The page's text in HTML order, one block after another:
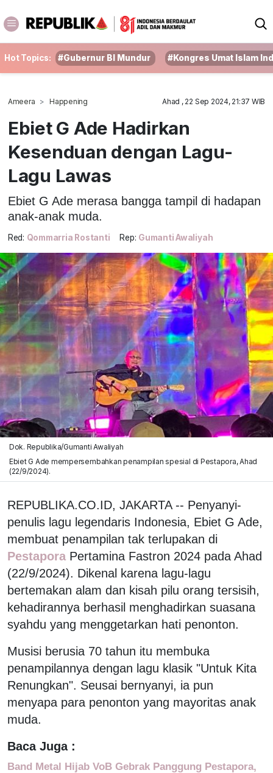
Hot Topics: #Gubernur BI Mundur #Kongres Umat Islam
Ameera Happening Ahad , 22 Sep 2024, 21:37 WIB
Ebiet G Ade Hadirkan
Kesenduan dengan Lagu-
Lagu Lawas
Ebiet G Ade merasa bangga tampil di hadapan
anak-anak muda.
Red: Qommarria Rostanti Rep: Gumanti Awaliyah
Dok. Republika/Gumanti Awaliyah
Ebiet G Ade mempersembahkan penampilan spesial di Pestapora, Ahad
(22/9/2024).
REPUBLIKA.CO.ID, JAKARTA -- Penyanyi-
penulis lagu legendaris Indonesia, Ebiet G Ade,
membuat penampilan tak terlupakan di
Pestapora Pertamina Fastron 2024 pada Ahad
(22/9/2024). Dikenal karena lagu-lagu
bertemakan alam dan kisah pilu orang tersisih,
kehadirannya berhasil menghadirkan suasana
syahdu yang menggetarkan hati penonton.
Musisi berusia 70 tahun itu membuka
penampilannya dengan lagu klasik "Untuk Kita
Renungkan". Seusai bernyanyi, ia pun
menyapa para penonton yang mayoritas anak
muda.
Baca Juga :
Band Metal Hijab VoB Gebrak Panggung Pestapora,